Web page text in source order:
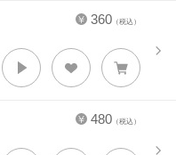
360 （税込）
480 （税込）